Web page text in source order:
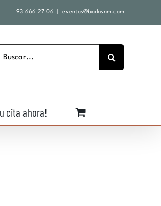
93 666 27 06 eventos@bodasnm.com
cita ahora!